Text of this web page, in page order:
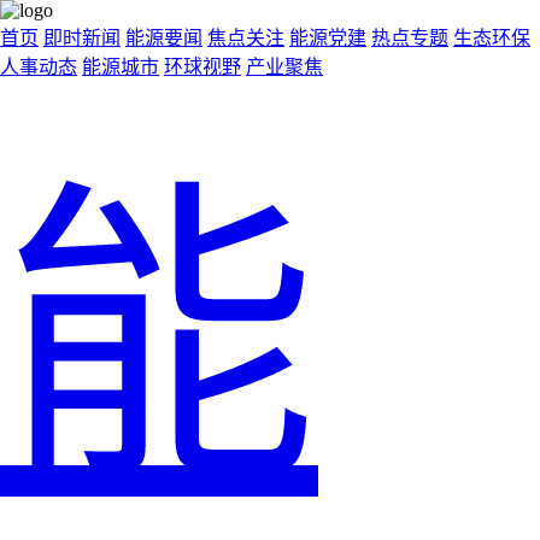
首页 即时新闻 能源要闻 焦点关注 能源党建 热点专题 生态环保
人事动态 能源城市 环球视野 产业聚焦
能